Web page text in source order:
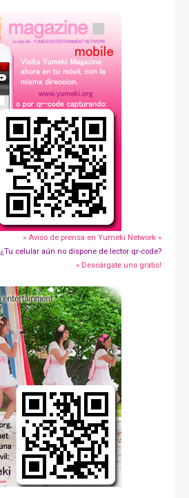
» Aviso de prensa en Yumeki Network »
¿Tu celular aún no dispone de lector qr-code?
» Descárgate uno gratis!